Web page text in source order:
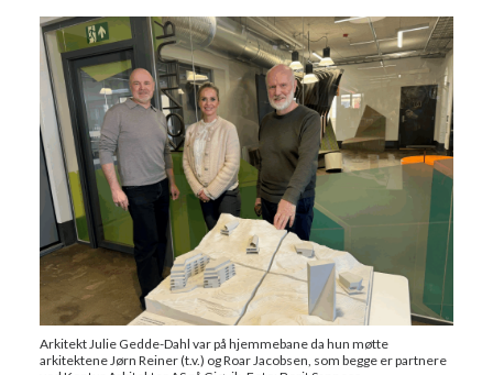
Arkitekt Julie Gedde-Dahl var på hjemmebane da hun møtte
arkitektene Jørn Reiner (t.v.) og Roar Jacobsen, som begge er partnere